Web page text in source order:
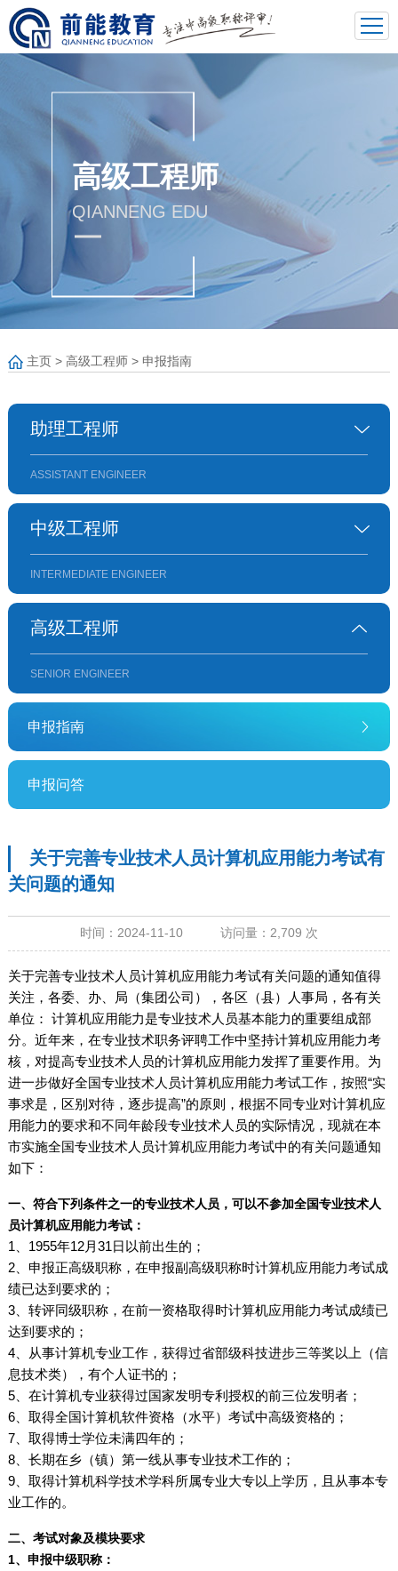
高级工程师
QIANNENG EDU
主页> 高级工程师> 申报指南
助理工程师
ASSISTANT ENGINEER
中级工程师
INTERMEDIATE ENGINEER
高级工程师
SENIOR ENGINEER
申报指南
申报问答
关于完善专业技术人员计算机应用能力考试有
关问题的通知
时间：2024-11-10 访问量：2,709 次
关于完善专业技术人员计算机应用能力考试有关问题的通知值得
关注，各委、办、局（集团公司），各区（县）人事局，各有关
单位： 计算机应用能力是专业技术人员基本能力的重要组成部
分。近年来，在专业技术职务评聘工作中坚持计算机应用能力考
核，对提高专业技术人员的计算机应用能力发挥了重要作用。为
进一步做好全国专业技术人员计算机应用能力考试工作，按照“实
事求是，区别对待，逐步提高”的原则，根据不同专业对计算机应
用能力的要求和不同年龄段专业技术人员的实际情况，现就在本
市实施全国专业技术人员计算机应用能力考试中的有关问题通知
如下：
一、符合下列条件之一的专业技术人员，可以不参加全国专业技术人
员计算机应用能力考试：
1、1955年12月31日以前出生的；
2、申报正高级职称，在申报副高级职称时计算机应用能力考试成
绩已达到要求的；
3、转评同级职称，在前一资格取得时计算机应用能力考试成绩已
达到要求的；
4、从事计算机专业工作，获得过省部级科技进步三等奖以上（信
息技术类），有个人证书的；
5、在计算机专业获得过国家发明专利授权的前三位发明者；
6、取得全国计算机软件资格（水平）考试中高级资格的；
7、取得博士学位未满四年的；
8、长期在乡（镇）第一线从事专业技术工作的；
9、取得计算机科学技术学科所属专业大专以上学历，且从事本专
业工作的。
二、考试对象及模块要求
1、申报中级职称：